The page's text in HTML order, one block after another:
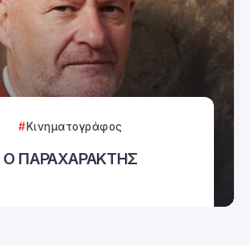
Κινηματογράφος
Ο ΠΑΡΑΧΑΡΑΚΤΗΣ